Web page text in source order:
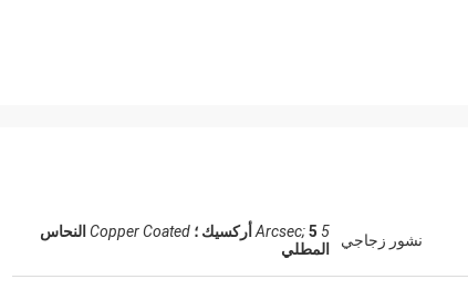
نشور زجاجي 5 Arcsec; 5 أركسيك ؛ Copper Coated النحاس
المطلي